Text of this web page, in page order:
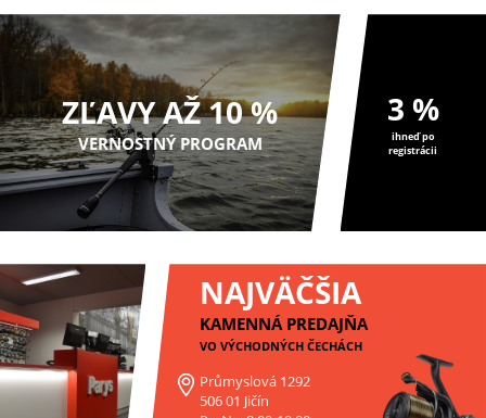
ZĽAVY AŽ 10 %
VERNOSTNÝ PROGRAM
3 %
ihneď po
registrácii
NAJVÄČŠIA
KAMENNÁ PREDAJŇA
VO VÝCHODNÝCH ČECHÁCH
Průmyslová 1292
506 01 Jičín